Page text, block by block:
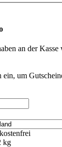
an der Kasse
um
kg